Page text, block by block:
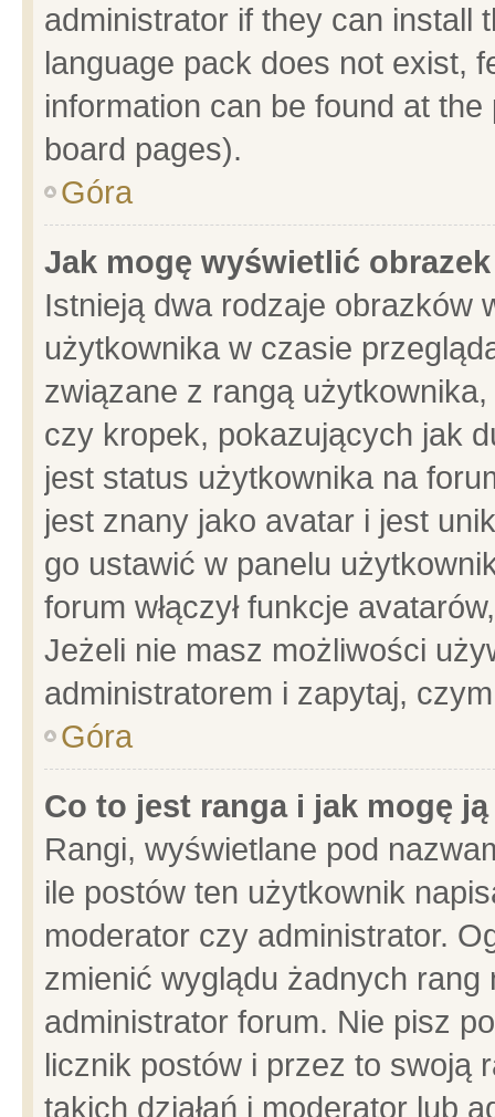
administrator if they can install
language pack does not exist,
information can be found at
board pages).
Góra
Jak mogę wyświetlić
Istnieją dwa rodzaje obrazków
użytkownika w czasie
związane z rangą
czy kropek, pokazujących jak
jest status użytkownika na
jest znany jako avatar i jest
go ustawić w panelu
forum włączył funkcje
Jeżeli nie masz możliwości
administratorem i zapytaj,
Góra
Co to jest ranga i jak mogę
Rangi, wyświetlane pod
ile postów ten użytkownik
moderator czy administrator.
zmienić wyglądu żadnych
administrator forum. Nie pisz
licznik postów i przez to swoją
takich działań i moderator lub